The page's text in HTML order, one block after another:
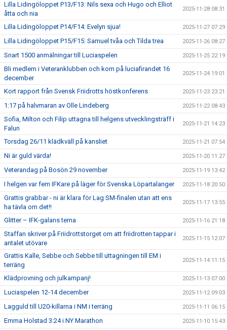
Lilla Lidingöloppet P13/F13: Nils sexa och Hugo och Elliot
åtta och nia
2025-11-28 08:31
Lilla Lidingöloppet P14/F14: Evelyn sjua! 2025-11-27 07:29
Lilla Lidingöloppet P15/F15: Samuel tvåa och Tilda trea 2025-11-26 08:27
Snart 1500 anmälningar till Luciaspelen 2025-11-25 22:19
Bli medlem i Veteranklubben och kom på luciafirandet 16
december
2025-11-24 19:01
Kort rapport från Svensk Friidrotts höstkonferens 2025-11-23 23:21
1:17 på halvmaran av Olle Lindeberg 2025-11-22 08:43
Sofia, Milton och Filip uttagna till helgens utvecklingsträff i
Falun
2025-11-21 14:23
Torsdag 26/11 klädkväll på kansliet 2025-11-21 07:54
Ni är guld värda! 2025-11-20 11:27
Veterandag på Bosön 29 november 2025-11-19 13:42
I helgen var fem IFKare på läger för Svenska Löpartalanger 2025-11-18 20:50
Grattis grabbar - ni är klara för Lag SM-finalen utan att ens
ha tävla om det!!
2025-11-17 13:55
Glitter – IFK-galans tema 2025-11-16 21:18
Staffan skriver på Friidrottstorget om att friidrotten tappar i
antalet utövare
2025-11-15 12:07
Grattis Kalle, Sebbe och Sebbe till uttagningen till EM i
terräng
2025-11-14 11:15
Klädprovning och julkampanj! 2025-11-13 07:00
Luciaspelen 12-14 december 2025-11-12 09:03
Lagguld till U20-killarna i NM i terräng 2025-11-11 06:15
Emma Holstad 3:24 i NY Marathon 2025-11-10 15:43